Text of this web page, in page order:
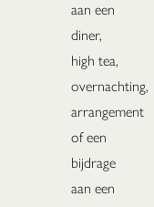
aan een
diner,
high tea,
overnachting,
arrangement
of een
bijdrage
aan een